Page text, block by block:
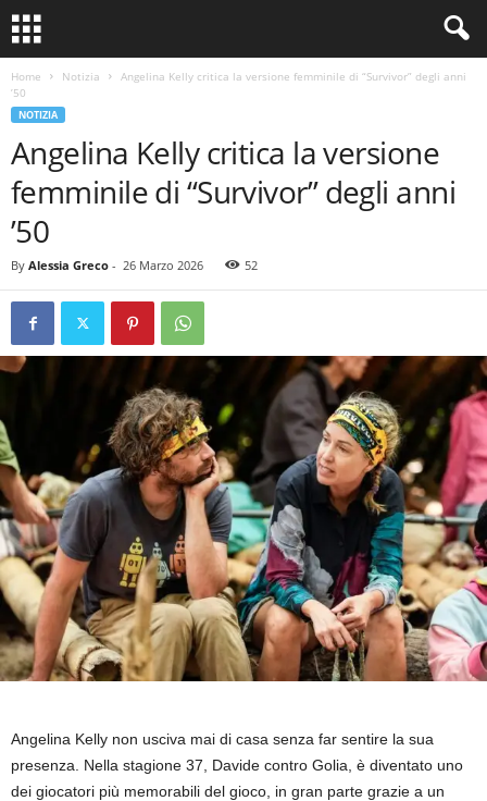
Home Notizia
Angelina Kelly critica la versione femminile di “Survivor” degli anni
’50
NOTIZIA
Angelina Kelly critica la versione
femminile di “Survivor” degli anni
’50
By Alessia Greco - 26 Marzo 2026 52
Angelina Kelly non usciva mai di casa senza far sentire la sua
presenza. Nella stagione 37, Davide contro Golia, è diventato uno
dei giocatori più memorabili del gioco, in gran parte grazie a un